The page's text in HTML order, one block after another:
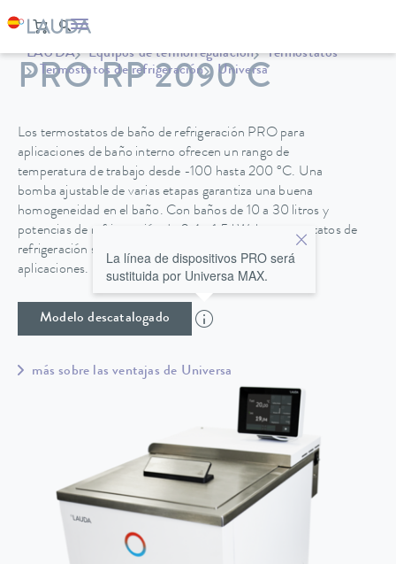
LAUDA Equipos de termorregulación
Termostatos
Termostatos de refrigeración
Universa
PRO RP 2090 C
Los termostatos de baño de refrigeración PRO para
aplicaciones de baño interno ofrecen un rango de
temperatura de trabajo desde -100 hasta 200 °C. Una
bomba ajustable de varias etapas garantiza una buena
homogeneidad en el baño. Con baños de 10 a 30 litros y
potencias de refrigeración de 0,4 a 1,5 kW, los termostatos de
refrigeración son adecuados para una amplia gama de
aplicaciones.
Modelo descatalogado
La línea de dispositivos PRO será
sustituida por Universa MAX.
más sobre las ventajas de Universa